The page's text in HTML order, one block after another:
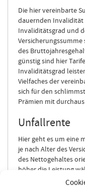
Die hier vereinbarte
dauernden Invalidität
Invaliditätsgrad und
des
günstig sind hier
Invaliditätsgrad
Vielfaches der
sich für den
Prämien mit
Unfallrente
Hier geht es um eine
je nach Alter des
des Nettogehaltes
höher die Leistung
in Kombination mit